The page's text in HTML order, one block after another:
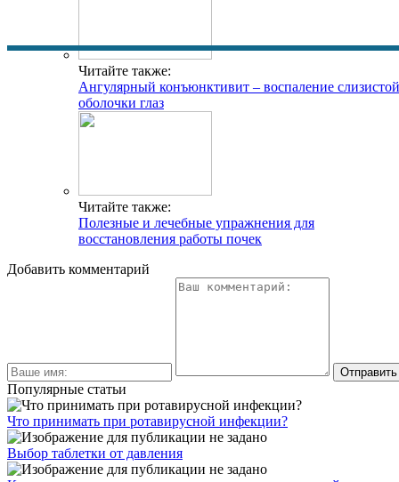
Читайте также:
Ангулярный конъюнктивит – воспаление слизистой
оболочки глаз
Читайте также:
Полезные и лечебные упражнения для
восстановления работы почек
Добавить комментарий
Популярные статьи
Что принимать при ротавирусной инфекции?
Выбор таблетки от давления